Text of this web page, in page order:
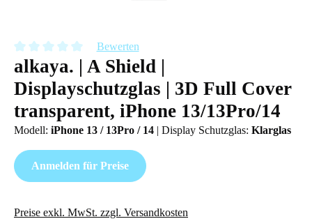
Durchschnittliche Bewertung von 0 von 5 Sternen
Bewerten
alkaya. | A Shield |
Displayschutzglas | 3D Full Cover
transparent, iPhone 13/13Pro/14
Modell: iPhone 13 / 13Pro / 14 | Display Schutzglas: Klarglas
Anmelden für Preise
Preise exkl. MwSt. zzgl. Versandkosten